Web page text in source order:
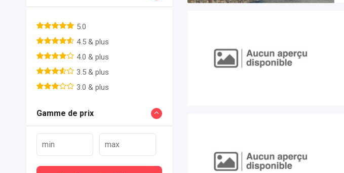
5.0
4.5 & plus
4.0 & plus
3.5 & plus
3.0 & plus
Gamme de prix